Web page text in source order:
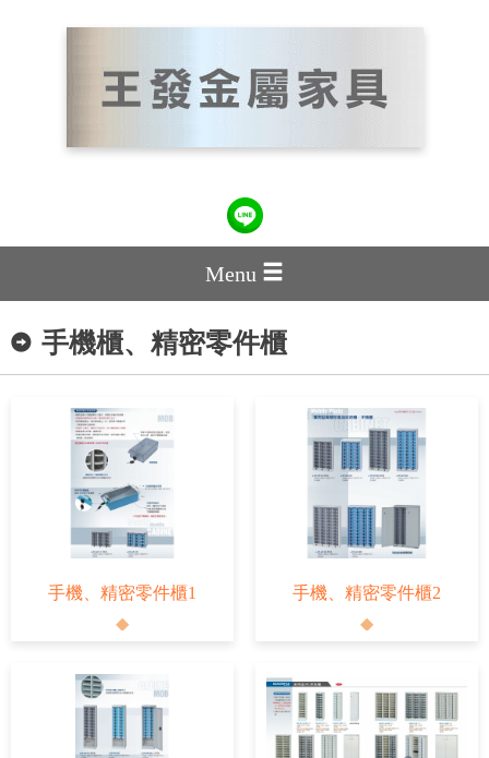
Menu
手機櫃、精密零件櫃
手機、精密零件櫃1 手機、精密零件櫃2